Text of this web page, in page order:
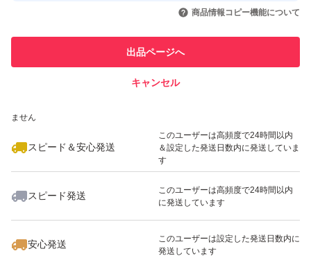
引を完了させた実績があります
での取引実績があります
ません
スピード＆安心発送
このユーザーは高頻度で24時間以内
＆設定した発送日数内に発送していま
す
スピード発送
このユーザーは高頻度で24時間以内
に発送しています
安心発送
このユーザーは設定した発送日数内に
発送しています
商品情報コピー機能について
出品ページへ
キャンセル
いいね！
300